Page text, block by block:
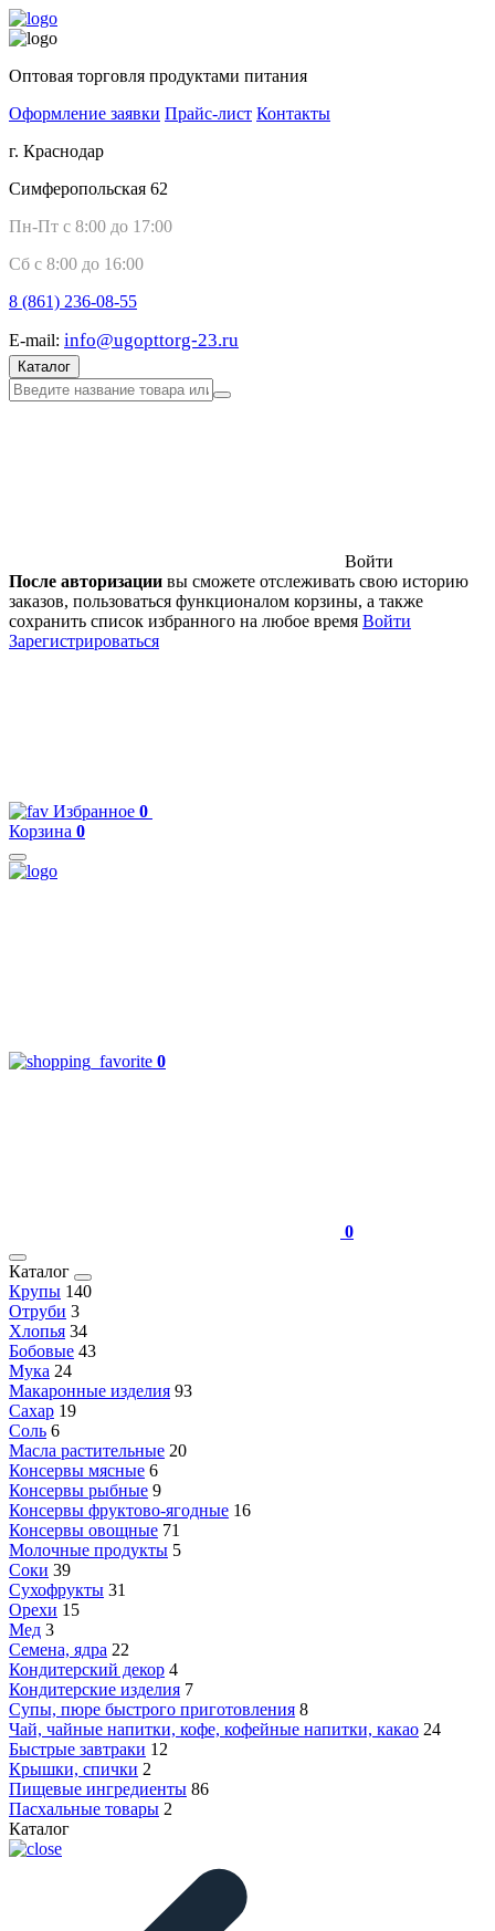
Оптовая торговля продуктами питания
Оформление заявки Прайс-лист Контакты
г. Краснодар
Симферопольская 62
Пн-Пт с 8:00 до 17:00
Сб с 8:00 до 16:00
8 (861) 236-08-55
E-mail: info@ugopttorg-23.ru
Каталог
Войти
После авторизации вы сможете отслеживать свою историю
заказов, пользоваться функционалом корзины, а также
сохранить список избранного на любое время Войти
Зарегистрироваться
Избранное 0
Корзина 0
0
0
Каталог
Крупы 140
Отруби 3
Хлопья 34
Бобовые 43
Мука 24
Макаронные изделия 93
Сахар 19
Соль 6
Масла растительные 20
Консервы мясные 6
Консервы рыбные 9
Консервы фруктово-ягодные 16
Консервы овощные 71
Молочные продукты 5
Соки 39
Сухофрукты 31
Орехи 15
Мед 3
Семена, ядра 22
Кондитерский декор 4
Кондитерские изделия 7
Супы, пюре быстрого приготовления 8
Чай, чайные напитки, кофе, кофейные напитки, какао 24
Быстрые завтраки 12
Крышки, спички 2
Пищевые ингредиенты 86
Пасхальные товары 2
Каталог